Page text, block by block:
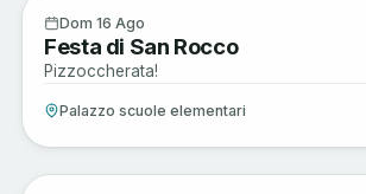
Enogastronomia
Dom 16 Ago
Festa di San Rocco
Pizzoccherata!
Palazzo scuole elementari